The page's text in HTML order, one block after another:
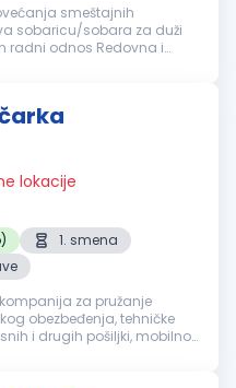
smeštajnih
sobaricu/sobara za duži
lokacije
1. smena
za pružanje
obezbeđenja, tehničke
i drugih pošiljki, mobilnog